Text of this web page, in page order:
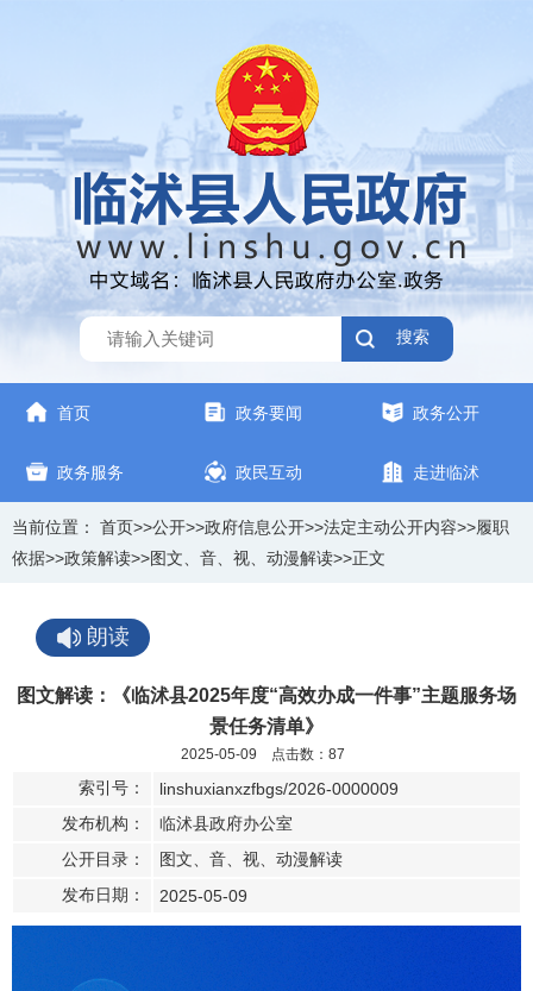
搜索
首页 政务要闻 政务公开
政务服务 政民互动 走进临沭
当前位置： 首页>>公开>>政府信息公开>>法定主动公开内容>>履职
依据>>政策解读>>图文、音、视、动漫解读>>正文
朗读
图文解读：《临沭县2025年度“高效办成一件事”主题服务场
景任务清单》
2025-05-09 点击数： 87
索引号：
linshuxianxzfbgs/2026-0000009
发布机构：
临沭县政府办公室
公开目录：
图文、音、视、动漫解读
发布日期：
2025-05-09